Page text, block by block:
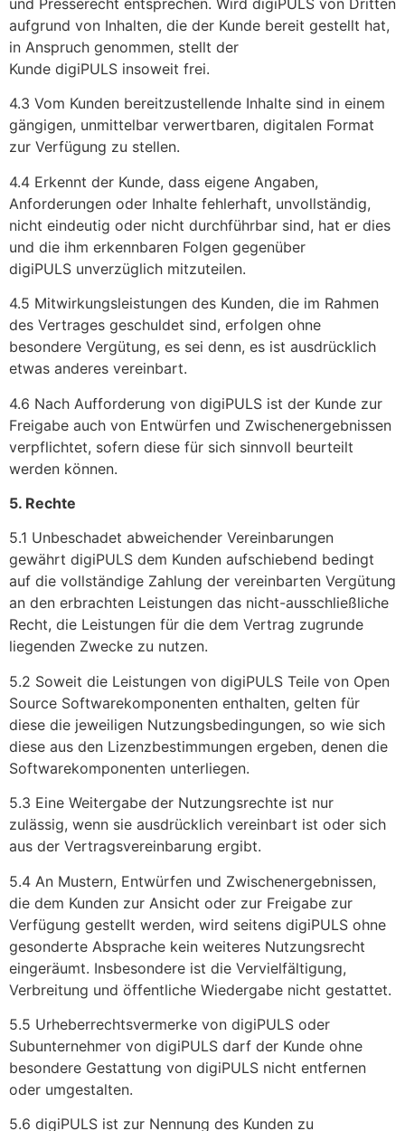
und Presserecht entsprechen. Wird digiPULS von Dritten
aufgrund von Inhalten, die der Kunde bereit gestellt hat,
in Anspruch genommen, stellt der
Kunde digiPULS insoweit frei.
4.3 Vom Kunden bereitzustellende Inhalte sind in einem
gängigen, unmittelbar verwertbaren, digitalen Format
zur Verfügung zu stellen.
4.4 Erkennt der Kunde, dass eigene Angaben,
Anforderungen oder Inhalte fehlerhaft, unvollständig,
nicht eindeutig oder nicht durchführbar sind, hat er dies
und die ihm erkennbaren Folgen gegenüber
digiPULS unverzüglich mitzuteilen.
4.5 Mitwirkungsleistungen des Kunden, die im Rahmen
des Vertrages geschuldet sind, erfolgen ohne
besondere Vergütung, es sei denn, es ist ausdrücklich
etwas anderes vereinbart.
4.6 Nach Aufforderung von digiPULS ist der Kunde zur
Freigabe auch von Entwürfen und Zwischenergebnissen
verpflichtet, sofern diese für sich sinnvoll beurteilt
werden können.
5. Rechte
5.1 Unbeschadet abweichender Vereinbarungen
gewährt digiPULS dem Kunden aufschiebend bedingt
auf die vollständige Zahlung der vereinbarten Vergütung
an den erbrachten Leistungen das nicht-ausschließliche
Recht, die Leistungen für die dem Vertrag zugrunde
liegenden Zwecke zu nutzen.
5.2 Soweit die Leistungen von digiPULS Teile von Open
Source Softwarekomponenten enthalten, gelten für
diese die jeweiligen Nutzungsbedingungen, so wie sich
diese aus den Lizenzbestimmungen ergeben, denen die
Softwarekomponenten unterliegen.
5.3 Eine Weitergabe der Nutzungsrechte ist nur
zulässig, wenn sie ausdrücklich vereinbart ist oder sich
aus der Vertragsvereinbarung ergibt.
5.4 An Mustern, Entwürfen und Zwischenergebnissen,
die dem Kunden zur Ansicht oder zur Freigabe zur
Verfügung gestellt werden, wird seitens digiPULS ohne
gesonderte Absprache kein weiteres Nutzungsrecht
eingeräumt. Insbesondere ist die Vervielfältigung,
Verbreitung und öffentliche Wiedergabe nicht gestattet.
5.5 Urheberrechtsvermerke von digiPULS oder
Subunternehmer von digiPULS darf der Kunde ohne
besondere Gestattung von digiPULS nicht entfernen
oder umgestalten.
5.6 digiPULS ist zur Nennung des Kunden zu